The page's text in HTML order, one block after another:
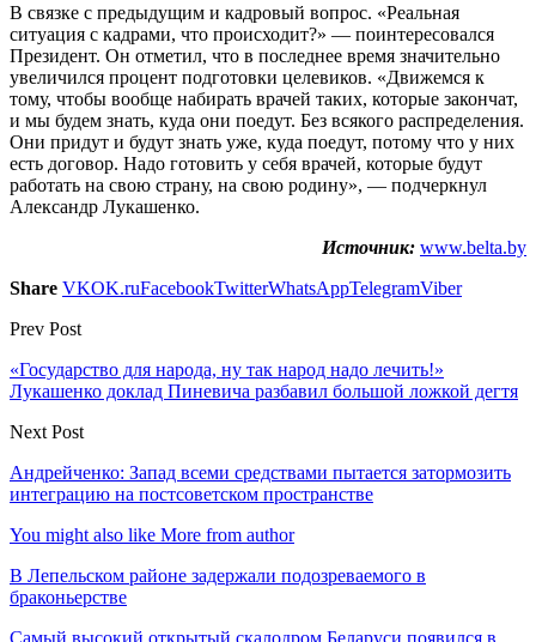
В связке с предыдущим и кадровый вопрос. «Реальная
ситуация с кадрами, что происходит?» — поинтересовался
Президент. Он отметил, что в последнее время значительно
увеличился процент подготовки целевиков. «Движемся к
тому, чтобы вообще набирать врачей таких, которые закончат,
и мы будем знать, куда они поедут. Без всякого распределения.
Они придут и будут знать уже, куда поедут, потому что у них
есть договор. Надо готовить у себя врачей, которые будут
работать на свою страну, на свою родину», — подчеркнул
Александр Лукашенко.
Источник: www.belta.by
Share VKOK.ruFacebookTwitterWhatsAppTelegramViber
Prev Post
«Государство для народа, ну так народ надо лечить!»
Лукашенко доклад Пиневича разбавил большой ложкой дегтя
Next Post
Андрейченко: Запад всеми средствами пытается затормозить
интеграцию на постсоветском пространстве
You might also like More from author
В Лепельском районе задержали подозреваемого в
браконьерстве
Самый высокий открытый скалодром Беларуси появился в